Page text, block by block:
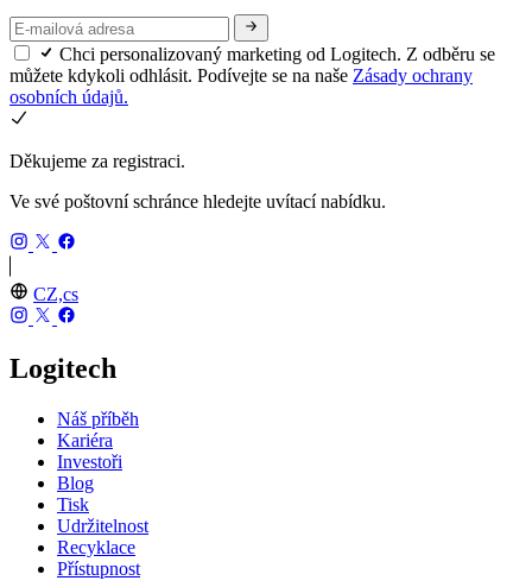
Chci personalizovaný marketing od Logitech. Z odběru se
můžete kdykoli odhlásit. Podívejte se na naše Zásady ochrany
osobních údajů.
Děkujeme za registraci.
Ve své poštovní schránce hledejte uvítací nabídku.
CZ,cs
Logitech
Náš příběh
Kariéra
Investoři
Blog
Tisk
Udržitelnost
Recyklace
Přístupnost